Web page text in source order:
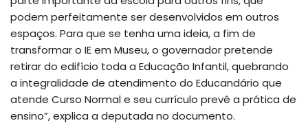
podem perfeitamente ser desenvolvidos em outros
espaços. Para que se tenha uma ideia, a fim de
transformar o IE em Museu, o governador pretende
retirar do edifício toda a Educação Infantil, quebrando
a integralidade de atendimento do Educandário que
atende Curso Normal e seu currículo prevê a prática de
ensino”, explica a deputada no documento.